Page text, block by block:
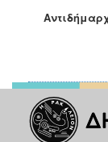
ΔΗΜΟΣ
ΠΟΛΙΤΙΣΜΟΣ